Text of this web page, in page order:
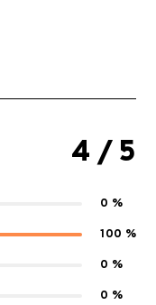
4 / 5
0 %
100 %
0 %
0 %